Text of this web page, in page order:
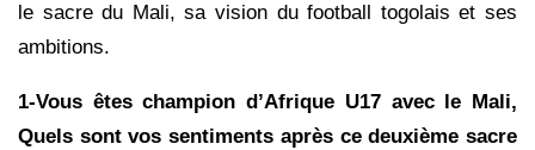
le sacre du Mali, sa vision du football togolais et ses
ambitions.
1-Vous êtes champion d’Afrique U17 avec le Mali,
Quels sont vos sentiments après ce deuxième sacre